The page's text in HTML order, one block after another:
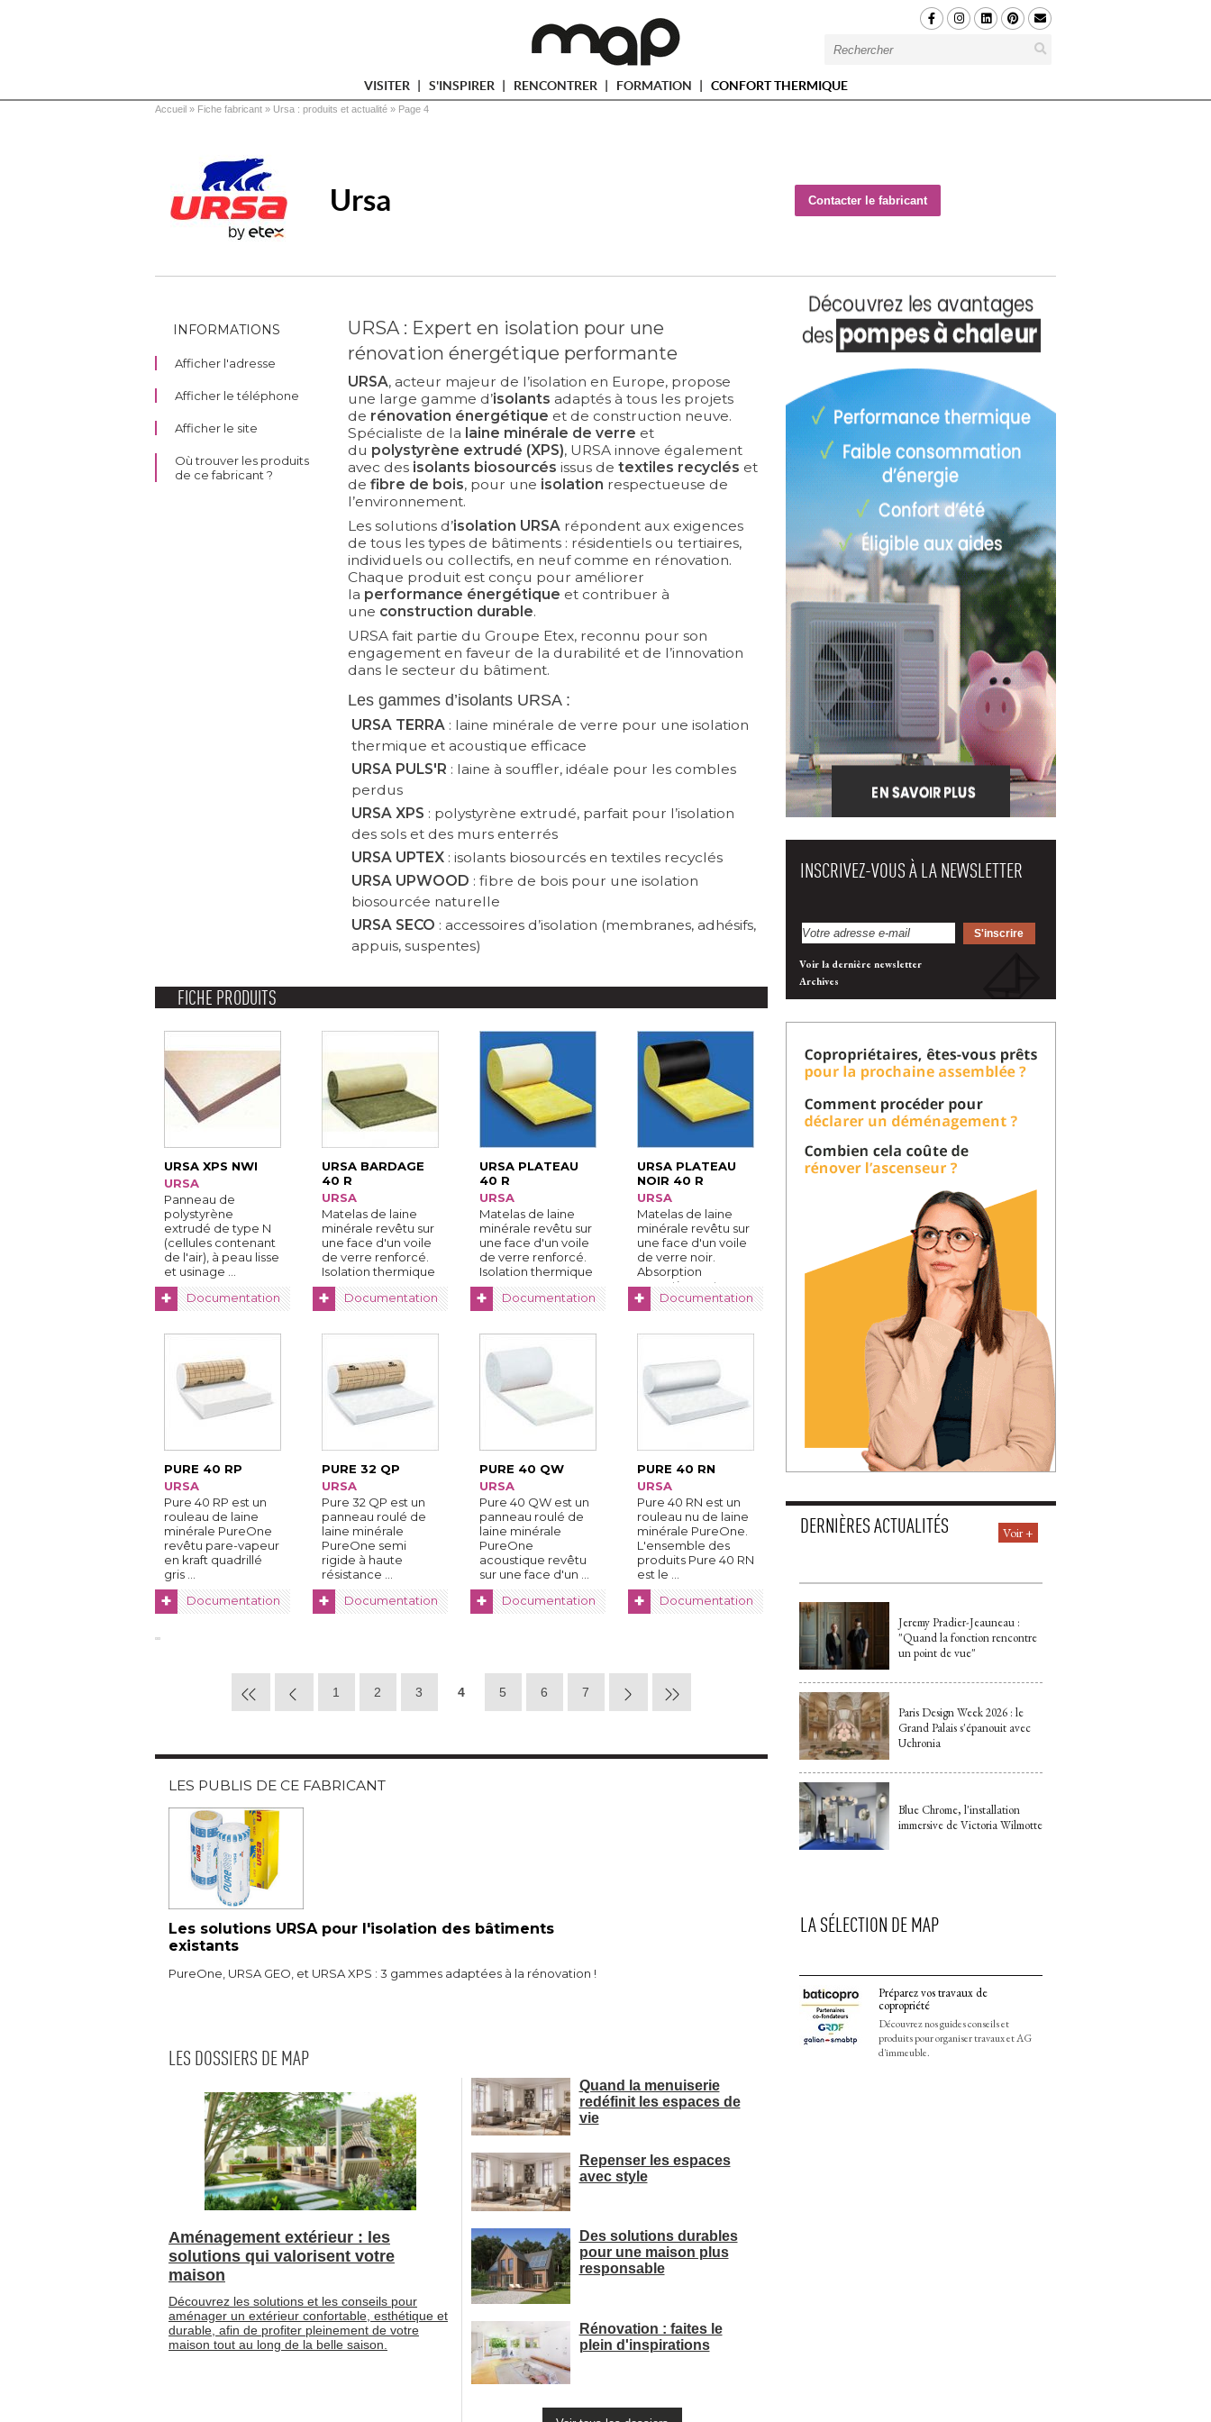
VISITER S'INSPIRER RENCONTRER FORMATION CONFORT THERMIQUE
Vous êtes ici
Accueil » Fiche fabricant » Ursa : produits et actualité » Page 4
Ursa Contacter le fabricant
INFORMATIONS
Afficher l'adresse
Afficher le téléphone
Afficher le site
Où trouver les produits
de ce fabricant ?
URSA : Expert en isolation pour une
rénovation énergétique performante
URSA, acteur majeur de l’isolation en Europe, propose
une large gamme d’isolants adaptés à tous les projets
de rénovation énergétique et de construction neuve.
Spécialiste de la laine minérale de verre et
du polystyrène extrudé (XPS), URSA innove également
avec des isolants biosourcés issus de textiles recyclés et
de fibre de bois, pour une isolation respectueuse de
l’environnement.
Les solutions d’isolation URSA répondent aux exigences
de tous les types de bâtiments : résidentiels ou tertiaires,
individuels ou collectifs, en neuf comme en rénovation.
Chaque produit est conçu pour améliorer
la performance énergétique et contribuer à
une construction durable.
URSA fait partie du Groupe Etex, reconnu pour son
engagement en faveur de la durabilité et de l’innovation
dans le secteur du bâtiment.
Les gammes d’isolants URSA :
URSA TERRA : laine minérale de verre pour une isolation
thermique et acoustique efficace
URSA PULS'R : laine à souffler, idéale pour les combles
perdus
URSA XPS : polystyrène extrudé, parfait pour l’isolation
des sols et des murs enterrés
URSA UPTEX : isolants biosourcés en textiles recyclés
URSA UPWOOD : fibre de bois pour une isolation
biosourcée naturelle
URSA SECO : accessoires d’isolation (membranes, adhésifs,
appuis, suspentes)
FICHE PRODUITS
URSA XPS NWI
URSA
Panneau de
polystyrène
extrudé de type N
(cellules contenant
de l'air), à peau lisse
et usinage ...
+ Documentation
URSA BARDAGE
40 R
URSA
Matelas de laine
minérale revêtu sur
une face d'un voile
de verre renforcé.
Isolation thermique
...
+ Documentation
URSA PLATEAU
40 R
URSA
Matelas de laine
minérale revêtu sur
une face d'un voile
de verre renforcé.
Isolation thermique
...
+ Documentation
URSA PLATEAU
NOIR 40 R
URSA
Matelas de laine
minérale revêtu sur
une face d'un voile
de verre noir.
Absorption
acoustique et ...
+ Documentation
PURE 40 RP
URSA
Pure 40 RP est un
rouleau de laine
minérale PureOne
revêtu pare-vapeur
en kraft quadrillé
gris ...
+ Documentation
PURE 32 QP
URSA
Pure 32 QP est un
panneau roulé de
laine minérale
PureOne semi
rigide à haute
résistance ...
+ Documentation
PURE 40 QW
URSA
Pure 40 QW est un
panneau roulé de
laine minérale
PureOne
acoustique revêtu
sur une face d'un ...
+ Documentation
PURE 40 RN
URSA
Pure 40 RN est un
rouleau nu de laine
minérale PureOne.
L'ensemble des
produits Pure 40 RN
est le ...
+ Documentation
1 2 3 4 5 6 7
LES PUBLIS DE CE FABRICANT
Les solutions URSA pour l'isolation des bâtiments
existants
PureOne, URSA GEO, et URSA XPS : 3 gammes adaptées à la rénovation !
LES DOSSIERS DE MAP
Aménagement extérieur : les
solutions qui valorisent votre
maison
Découvrez les solutions et les conseils pour
aménager un extérieur confortable, esthétique et
durable, afin de profiter pleinement de votre
maison tout au long de la belle saison.
Quand la menuiserie
redéfinit les espaces de
vie
Repenser les espaces
avec style
Des solutions durables
pour une maison plus
responsable
Rénovation : faites le
plein d'inspirations
INSCRIVEZ-VOUS À LA NEWSLETTER
Voir la dernière newsletter
Archives
DERNIÈRES ACTUALITÉS Voir +
Jeremy Pradier-Jeauneau :
"Quand la fonction rencontre
un point de vue"
Paris Design Week 2026 : le
Grand Palais s'épanouit avec
Uchronia
Blue Chrome, l'installation
immersive de Victoria Wilmotte
LA SÉLECTION DE MAP
Préparez vos travaux de
copropriété
Découvrez nos guides conseils et
produits pour organiser travaux et AG
d'immeuble.